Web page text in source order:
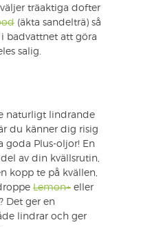
träaktiga dofter
(äkta sandelträ) så
badvattnet att göra
salig.
naturligt lindrande
du känner dig risig
goda Plus-oljor! En
av din kvällsrutin,
kopp te på kvällen,
Lemon+ eller
Det ger en
lindrar och ger